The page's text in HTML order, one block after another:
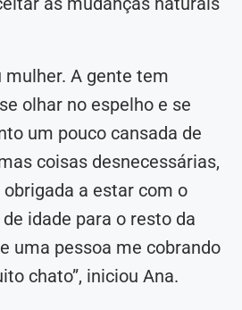
mulher. A gente tem
olhar no espelho e se
um pouco cansada de
coisas desnecessárias,
a estar com o
idade para o resto da
uma pessoa me cobrando
chato”, iniciou Ana.